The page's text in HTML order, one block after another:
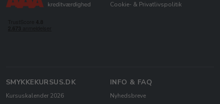
Cookie- & Privatlivspolitik
SMYKKEKURSUS.DK
Kursuskalender 2026
INFO & FAQ
Nyhedsbreve